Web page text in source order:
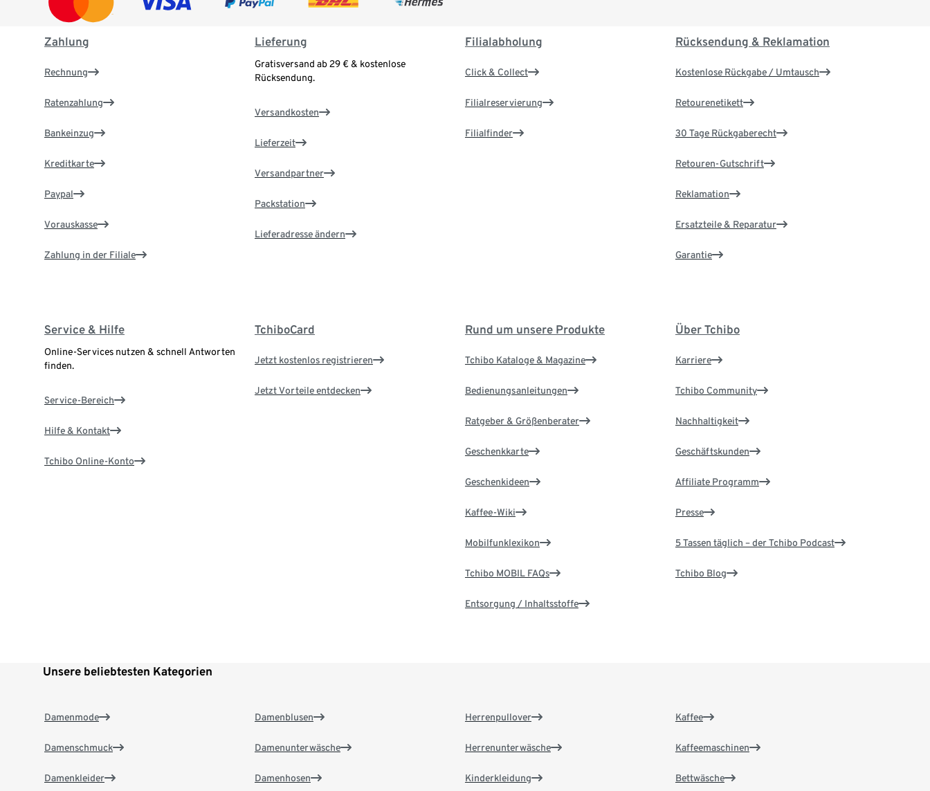
Zahlung
Rechnung
Ratenzahlung
Bankeinzug
Kreditkarte
Paypal
Vorauskasse
Zahlung in der Filiale
Lieferung
Gratisversand ab 29 € & kostenlose
Rücksendung.
Versandkosten
Lieferzeit
Versandpartner
Packstation
Lieferadresse ändern
Filialabholung
Click & Collect
Filialreservierung
Filialfinder
Rücksendung & Reklamation
Kostenlose Rückgabe / Umtausch
Retourenetikett
30 Tage Rückgaberecht
Retouren-Gutschrift
Reklamation
Ersatzteile & Reparatur
Garantie
Service & Hilfe
Online-Services nutzen & schnell Antworten
finden.
Service-Bereich
Hilfe & Kontakt
Tchibo Online-Konto
TchiboCard
Jetzt kostenlos registrieren
Jetzt Vorteile entdecken
Rund um unsere Produkte
Tchibo Kataloge & Magazine
Bedienungsanleitungen
Ratgeber & Größenberater
Geschenkkarte
Geschenkideen
Kaffee-Wiki
Mobilfunklexikon
Tchibo MOBIL FAQs
Entsorgung / Inhaltsstoffe
Über Tchibo
Karriere
Tchibo Community
Nachhaltigkeit
Geschäftskunden
Affiliate Programm
Presse
5 Tassen täglich – der Tchibo Podcast
Tchibo Blog
Unsere beliebtesten Kategorien
Damenmode
Damenschmuck
Damenkleider
Damenblusen
Damenunterwäsche
Damenhosen
Herrenpullover
Herrenunterwäsche
Kinderkleidung
Kaffee
Kaffeemaschinen
Bettwäsche